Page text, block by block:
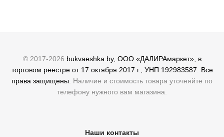
© 2017-2026 bukvaeshka.by, ООО «ДАЛИРАмаркет», в
торговом реестре от 17 октября 2017 г., УНП 192983587. Все
права защищены. Наличие и стоимость товара уточняйте по
телефону нужного вам магазина.
Наши контакты